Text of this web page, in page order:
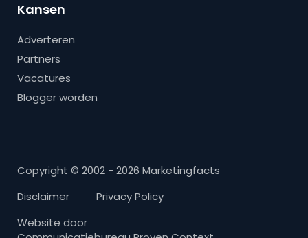
Kansen
Adverteren
Partners
Vacatures
Blogger worden
Copyright © 2002 - 2026 Marketingfacts
Disclaimer
Privacy Policy
Website door